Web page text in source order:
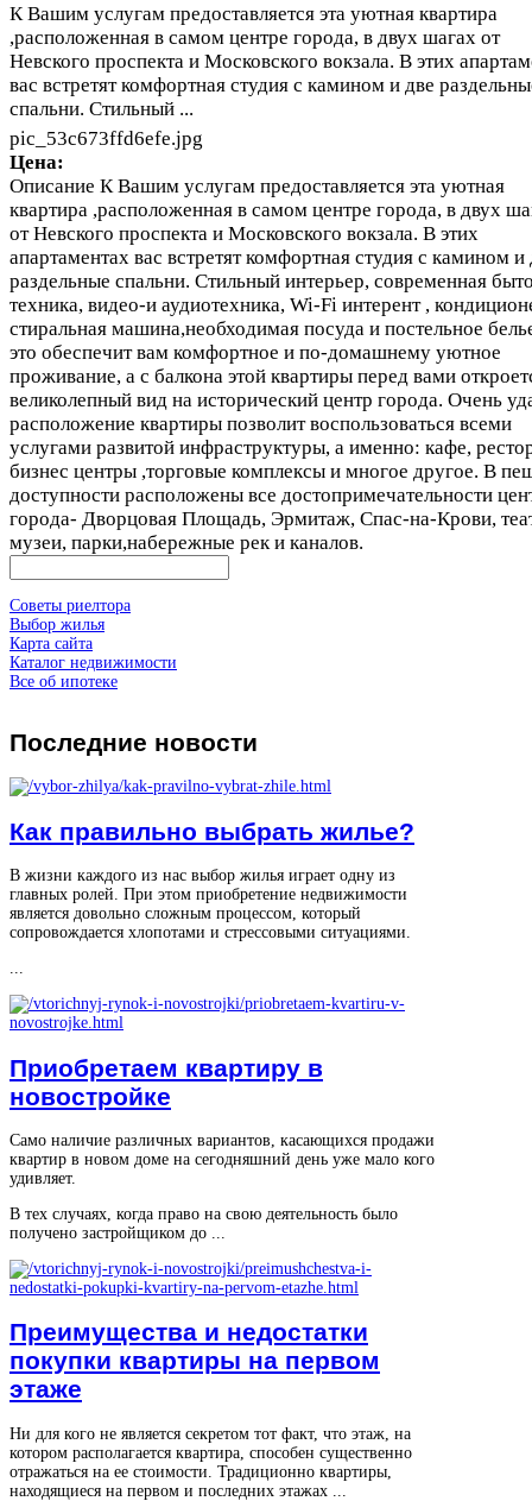
К Вашим услугам предоставляется эта уютная квартира
,расположенная в самом центре города, в двух шагах от
Невского проспекта и Московского вокзала. В этих
вас встретят комфортная студия с камином и две
спальни. Стильный ...
pic_53c673ffd6efe.jpg
Цена:
Описание К Вашим услугам предоставляется эта уютная
квартира ,расположенная в самом центре города, в двух
от Невского проспекта и Московского вокзала. В этих
апартаментах вас встретят комфортная студия с камином и
раздельные спальни. Стильный интерьер, современная
техника, видео-и аудиотехника, Wi-Fi интерент ,
стиральная машина,необходимая посуда и постельное
это обеспечит вам комфортное и по-домашнему уютное
проживание, а с балкона этой квартиры перед вами
великолепный вид на исторический центр города. Очень
расположение квартиры позволит воспользоваться всеми
услугами развитой инфраструктуры, а именно: кафе,
бизнес центры ,торговые комплексы и многое другое. В
доступности расположены все достопримечательности
города- Дворцовая Площадь, Эрмитаж, Спас-на-Крови,
музеи, парки,набережные рек и каналов.
Советы риелтора
Выбор жилья
Карта сайта
Каталог недвижимости
Все об ипотеке
Последние новости
Как правильно выбрать жилье?
В жизни каждого из нас выбор жилья играет одну из
главных ролей. При этом приобретение недвижимости
является довольно сложным процессом, который
сопровождается хлопотами и стрессовыми ситуациями.
...
Приобретаем квартиру в
новостройке
Само наличие различных вариантов, касающихся продажи
квартир в новом доме на сегодняшний день уже мало кого
удивляет.
В тех случаях, когда право на свою деятельность было
получено застройщиком до ...
Преимущества и недостатки
покупки квартиры на первом
этаже
Ни для кого не является секретом тот факт, что этаж, на
котором располагается квартира, способен существенно
отражаться на ее стоимости. Традиционно квартиры,
находящиеся на первом и последних этажах ...